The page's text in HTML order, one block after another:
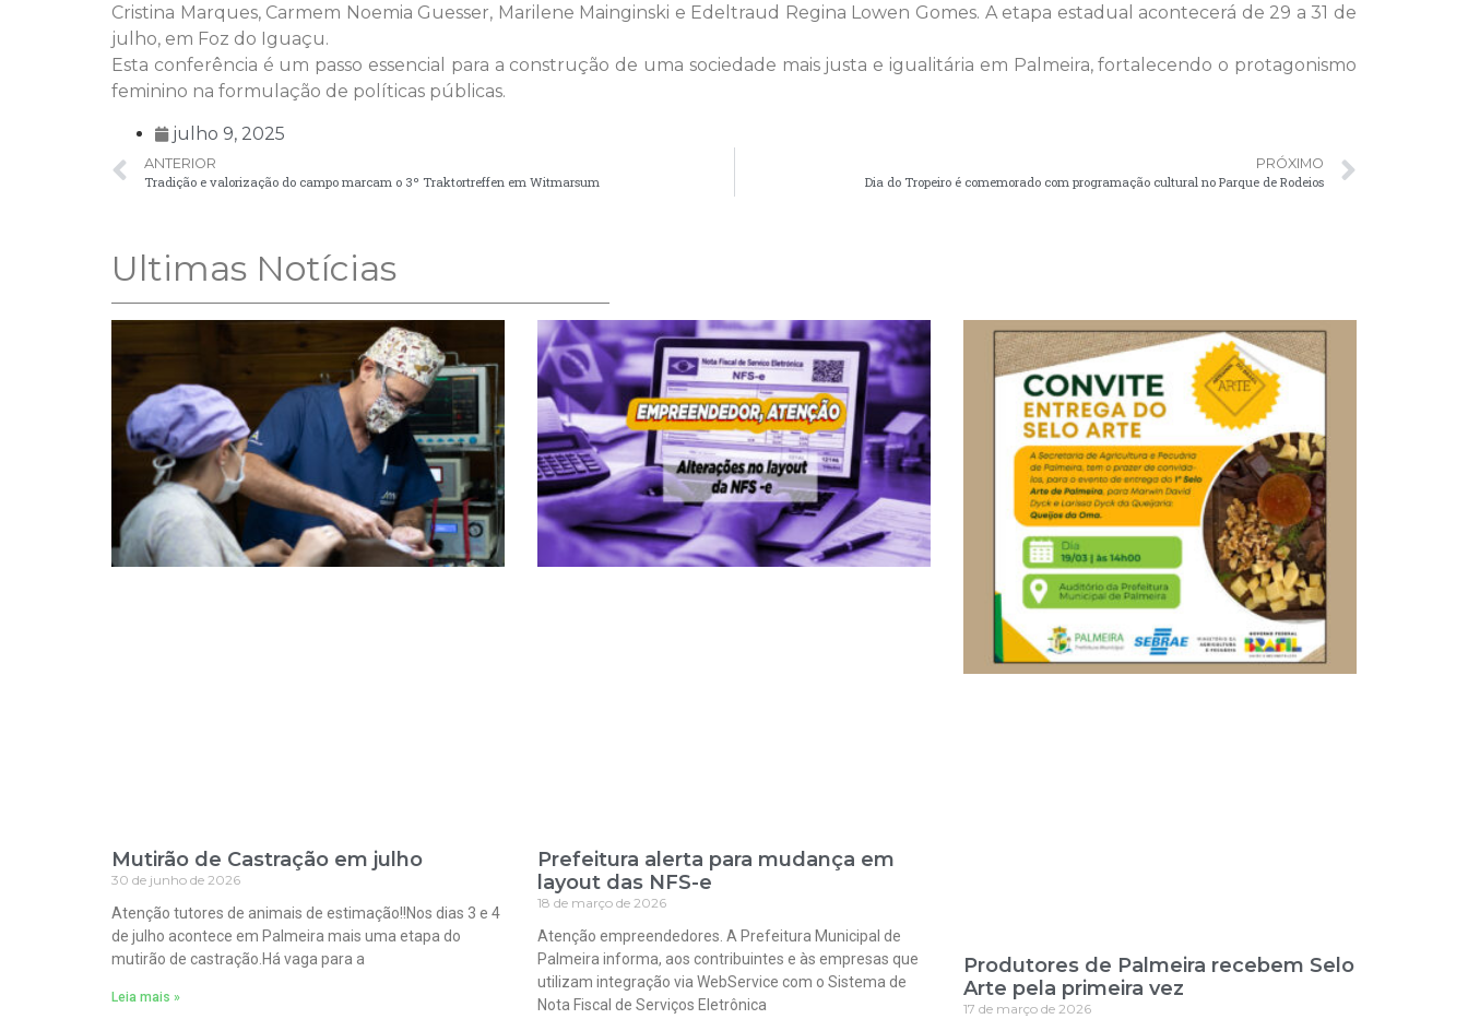
Cristina Marques, Carmem Noemia Guesser, Marilene Mainginski e Edeltraud Regina Lowen Gomes. A etapa estadual acontecerá de 29 a 31 de
julho, em Foz do Iguaçu.
Esta conferência é um passo essencial para a construção de uma sociedade mais justa e igualitária em Palmeira, fortalecendo o protagonismo
feminino na formulação de políticas públicas.
julho 9, 2025
ANTERIOR
Tradição e valorização do campo marcam o 3º Traktortreffen em Witmarsum
PRÓXIMO
Dia do Tropeiro é comemorado com programação cultural no Parque de Rodeios
Ultimas Notícias
Mutirão de Castração em julho
30 de junho de 2026
Atenção tutores de animais de estimação!!Nos dias 3 e 4
de julho acontece em Palmeira mais uma etapa do
mutirão de castração.Há vaga para a
Leia mais »
Prefeitura alerta para mudança em
layout das NFS-e
18 de março de 2026
Atenção empreendedores. A Prefeitura Municipal de
Palmeira informa, aos contribuintes e às empresas que
utilizam integração via WebService com o Sistema de
Nota Fiscal de Serviços Eletrônica
Produtores de Palmeira recebem Selo
Arte pela primeira vez
17 de março de 2026